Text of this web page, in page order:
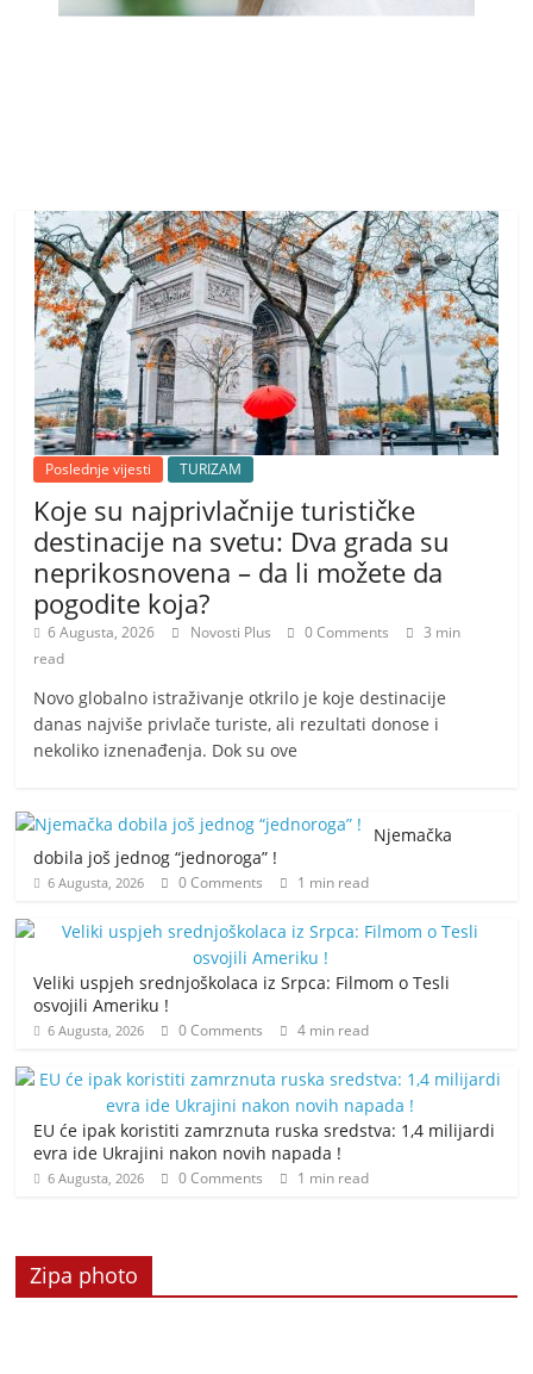
Poslednje vijesti TURIZAM
Koje su najprivlačnije turističke
destinacije na svetu: Dva grada su
neprikosnovena – da li možete da
pogodite koja?
6 Augusta, 2026 Novosti Plus 0 Comments
3 min
read
Novo globalno istraživanje otkrilo je koje destinacije
danas najviše privlače turiste, ali rezultati donose i
nekoliko iznenađenja. Dok su ove
Njemačka
dobila još jednog “jednoroga” !
6 Augusta, 2026 0 Comments 1 min read
Veliki uspjeh srednjoškolaca iz Srpca: Filmom o Tesli
osvojili Ameriku !
6 Augusta, 2026 0 Comments 4 min read
EU će ipak koristiti zamrznuta ruska sredstva: 1,4 milijardi
evra ide Ukrajini nakon novih napada !
6 Augusta, 2026 0 Comments 1 min read
Zipa photo